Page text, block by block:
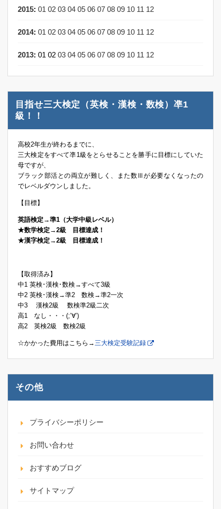
2015: 01 02 03 04 05 06 07 08 09 10 11 12
2014: 01 02 03 04 05 06 07 08 09 10 11 12
2013: 01 02 03 04 05 06 07 08 09 10 11 12
目指せ三大検定（英検・漢検・数検）凖1
級！！
高校2年生が終わるまでに、
三大検定をすべて凖1級をとらせることを勝手に目標にしていた
母ですが、
ブラック部活との両立が難しく、また数Ⅲが必要なくなったの
でレベルダウンしました。
【目標】
英語検定→準1（大学中級レベル）
★数学検定→2級 目標達成！
★漢字検定→2級 目標達成！
【取得済み】
中1 英検･漢検･数検→すべて3級
中2 英検･漢検→準2 数検→準2一次
中3 漢検2級 数検準2級二次
高1 なし・・・(;’∀’)
高2 英検2級 数検2級
☆かかった費用はこちら→ 三大検定受験記録
その他
プライバシーポリシー
お問い合わせ
おすすめブログ
サイトマップ